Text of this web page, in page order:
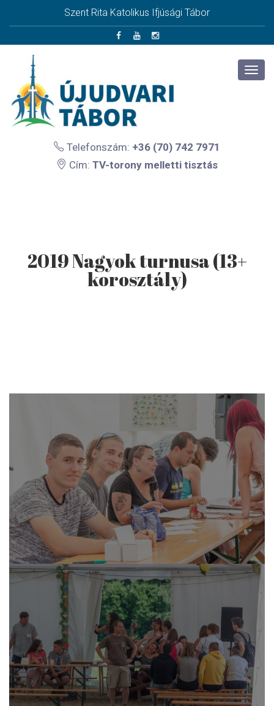
Szent Rita Katolikus Ifjúsági Tábor
Telefonszám: +36 (70) 742 7971
Cím: TV-torony melletti tisztás
2019 Nagyok turnusa (13+
korosztály)